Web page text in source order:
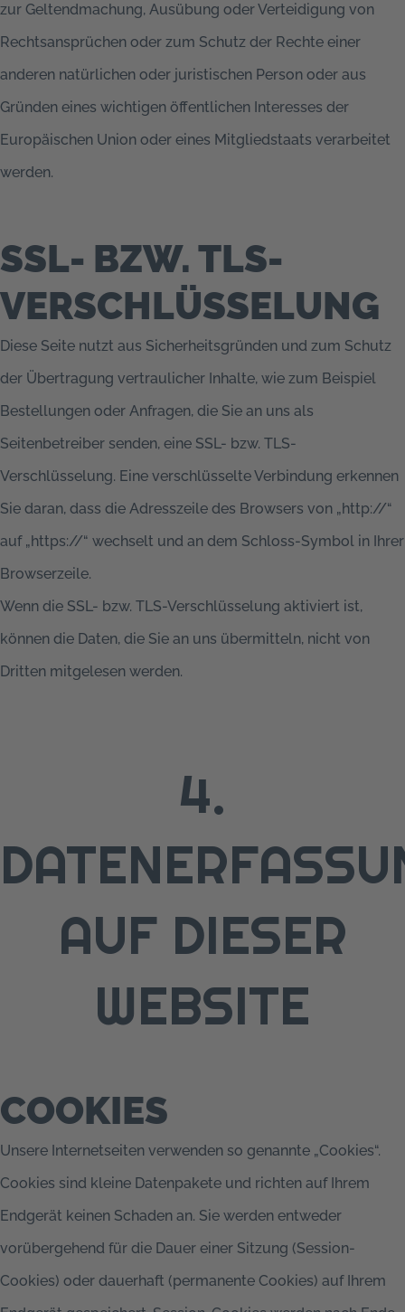
zur Geltendmachung, Ausübung oder Verteidigung von
Rechtsansprüchen oder zum Schutz der Rechte einer
anderen natürlichen oder juristischen Person oder aus
Gründen eines wichtigen öffentlichen Interesses der
Europäischen Union oder eines Mitgliedstaats verarbeitet
werden.
SSL- BZW. TLS-
VERSCHLÜSSELUNG
Diese Seite nutzt aus Sicherheitsgründen und zum Schutz
der Übertragung vertraulicher Inhalte, wie zum Beispiel
Bestellungen oder Anfragen, die Sie an uns als
Seitenbetreiber senden, eine SSL- bzw. TLS-
Verschlüsselung. Eine verschlüsselte Verbindung erkennen
Sie daran, dass die Adresszeile des Browsers von „http://“
auf „https://“ wechselt und an dem Schloss-Symbol in Ihrer
Browserzeile.
Wenn die SSL- bzw. TLS-Verschlüsselung aktiviert ist,
können die Daten, die Sie an uns übermitteln, nicht von
Dritten mitgelesen werden.
4.
AUF DIESER
WEBSITE
COOKIES
Unsere Internetseiten verwenden so genannte „Cookies“.
Cookies sind kleine Datenpakete und richten auf Ihrem
Endgerät keinen Schaden an. Sie werden entweder
vorübergehend für die Dauer einer Sitzung (Session-
Cookies) oder dauerhaft (permanente Cookies) auf Ihrem